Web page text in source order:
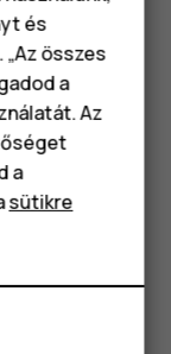
A szundi
> more_vert>
válassza ki
a riasztást
és
összes
a
Az
a
sütikre